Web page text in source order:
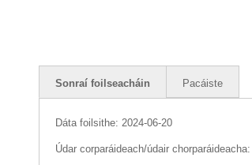
Sonraí foilseacháin Pacáiste
Dáta foilsithe: 2024-06-20
Údar corparáideach/údair chorparáideacha: